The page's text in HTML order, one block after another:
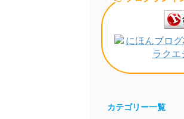
カテゴリー一覧